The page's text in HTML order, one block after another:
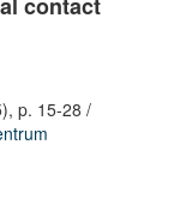
p. 15-28 /